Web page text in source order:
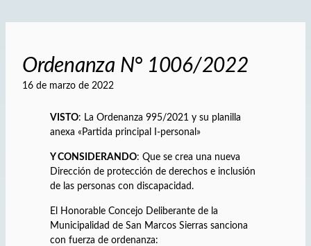
Ordenanza N° 1006/2022
16 de marzo de 2022
VISTO: La Ordenanza 995/2021 y su planilla
anexa «Partida principal I-personal»
Y CONSIDERANDO: Que se crea una nueva
Dirección de protección de derechos e inclusión
de las personas con discapacidad.
El Honorable Concejo Deliberante de la
Municipalidad de San Marcos Sierras sanciona
con fuerza de ordenanza: